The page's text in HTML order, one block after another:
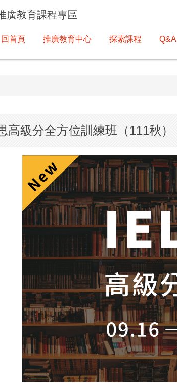
廣教育課程專區
回首頁 推廣教育中心 探索課程 Q&A
高級分全方位訓練班（111秋）